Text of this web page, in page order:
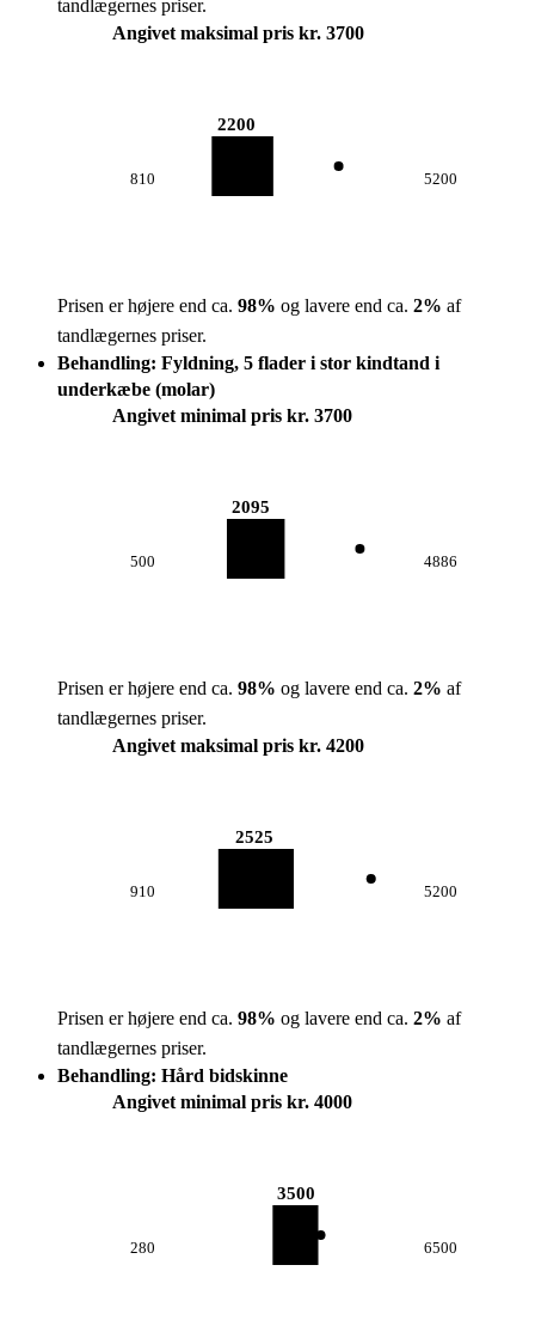
tandlægernes priser.
Angivet maksimal pris kr. 3700
810
2200
5200
Prisen er højere end ca. 98% og lavere end ca. 2% af
tandlægernes priser.
Behandling: Fyldning, 5 flader i stor kindtand i
underkæbe (molar)
Angivet minimal pris kr. 3700
500
2095
4886
Prisen er højere end ca. 98% og lavere end ca. 2% af
tandlægernes priser.
Angivet maksimal pris kr. 4200
910
2525
5200
Prisen er højere end ca. 98% og lavere end ca. 2% af
tandlægernes priser.
Behandling: Hård bidskinne
Angivet minimal pris kr. 4000
280
3500
6500